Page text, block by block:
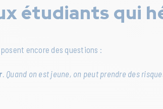
étudiants qui
encore des questions :
. Quand on est jeune, on peut prendre des